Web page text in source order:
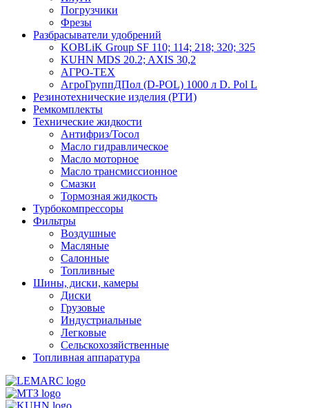
Погрузчики
Фрезы
Разбрасыватели удобрений
KOBLiK Group SF 110; 114; 218; 320; 325
KUHN MDS 20.2; AXIS 30,2
АГРО-ТЕХ
АгроГруппДПол (D-POL) 1000 л D. Pol L
Резинотехнические изделия (РТИ)
Ремкомплекты
Технические жидкости
Антифриз/Тосол
Масло гидравлическое
Масло моторное
Масло трансмиссионное
Смазки
Тормозная жидкость
Турбокомпрессоры
Фильтры
Воздушные
Масляные
Салонные
Топливные
Шины, диски, камеры
Диски
Грузовые
Индустриальные
Легковые
Сельскохозяйственные
Топливная аппаратура